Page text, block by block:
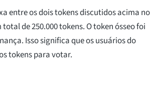
entre os dois tokens discutidos acima no
de 250.000 tokens. O token ósseo foi
Isso significa que os usuários do
tokens para votar.